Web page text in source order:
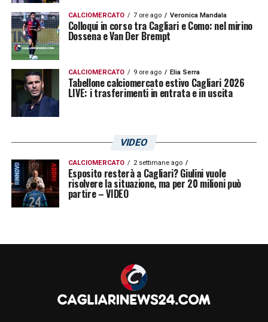
CALCIOMERCATO 7 ore ago Veronica Mandala
Colloqui in corso tra Cagliari e Como: nel mirino
Dossena e Van Der Brempt
CALCIOMERCATO 9 ore ago Elia Serra
Tabellone calciomercato estivo Cagliari 2026
LIVE: i trasferimenti in entrata e in uscita
VIDEO
CALCIOMERCATO 2 settimane ago
Esposito resterà a Cagliari? Giulini vuole
risolvere la situazione, ma per 20 milioni può
partire – VIDEO